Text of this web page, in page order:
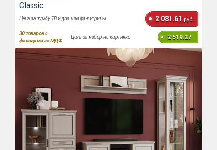
Classic
Цена за тумбу ТВ и два шкафа-витрины 2 081.61 руб.
30товаров с
фасадами из МДФ
Цена за набор на картинке 2 519.27